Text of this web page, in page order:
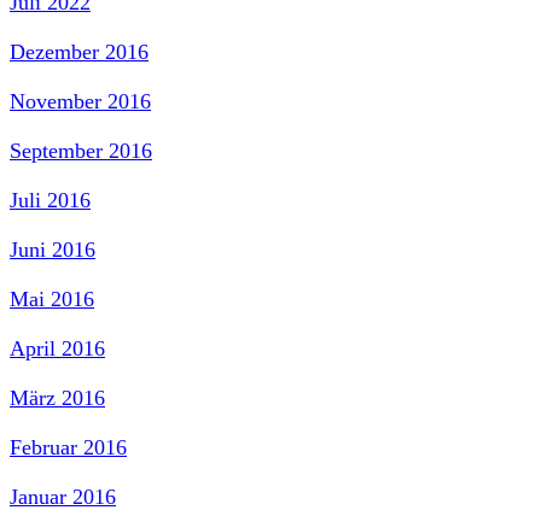
Dezember 2016
November 2016
September 2016
Juli 2016
Juni 2016
Mai 2016
April 2016
März 2016
Februar 2016
Januar 2016